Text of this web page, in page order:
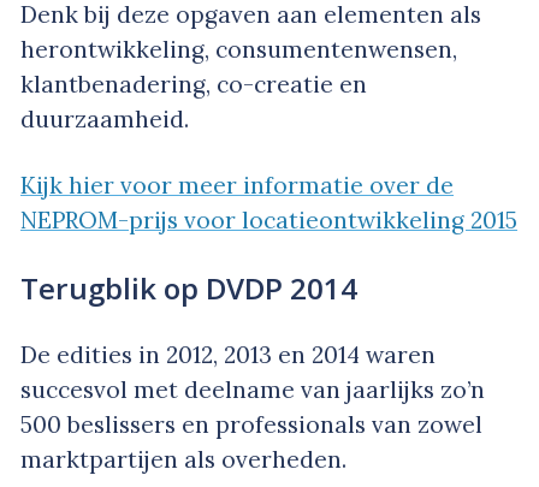
Denk bij deze opgaven aan elementen als
herontwikkeling, consumentenwensen,
klantbenadering, co-creatie en
duurzaamheid.
Kijk hier voor meer informatie over de
NEPROM-prijs voor locatieontwikkeling 2015
Terugblik op DVDP 2014
De edities in 2012, 2013 en 2014 waren
succesvol met deelname van jaarlijks zo’n
500 beslissers en professionals van zowel
marktpartijen als overheden.